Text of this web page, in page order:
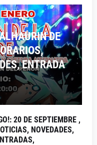
DE
ENTRADA
20 DE SEPTIEMBRE ,
NOVEDADES,